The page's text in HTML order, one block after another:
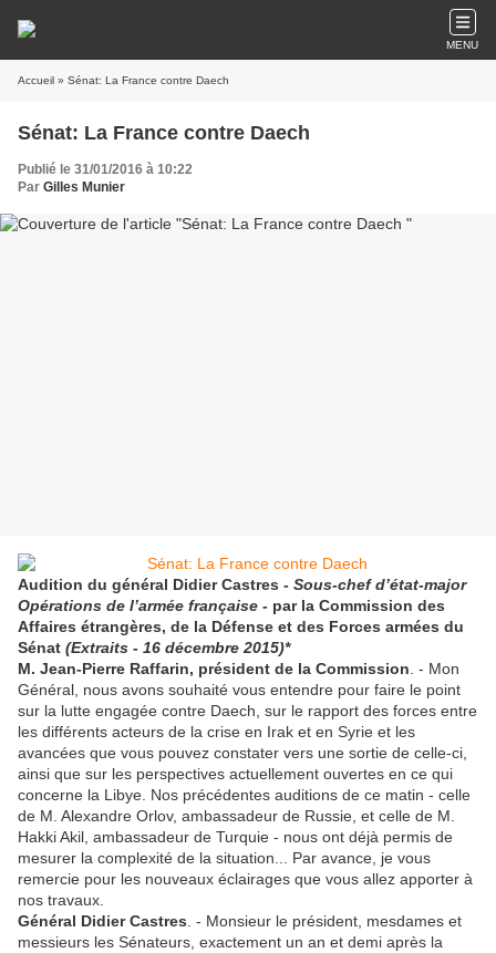
MENU
Accueil » Sénat: La France contre Daech
Sénat: La France contre Daech
Publié le 31/01/2016 à 10:22
Par Gilles Munier
Audition du général Didier Castres - Sous-chef d’état-major
Opérations de l’armée française - par la Commission des
Affaires étrangères, de la Défense et des Forces armées du
Sénat (Extraits - 16 décembre 2015)*
M. Jean-Pierre Raffarin, président de la Commission . - Mon
Général, nous avons souhaité vous entendre pour faire le point
sur la lutte engagée contre Daech, sur le rapport des forces entre
les différents acteurs de la crise en Irak et en Syrie et les
avancées que vous pouvez constater vers une sortie de celle-ci,
ainsi que sur les perspectives actuellement ouvertes en ce qui
concerne la Libye. Nos précédentes auditions de ce matin - celle
de M. Alexandre Orlov, ambassadeur de Russie, et celle de M.
Hakki Akil, ambassadeur de Turquie - nous ont déjà permis de
mesurer la complexité de la situation... Par avance, je vous
remercie pour les nouveaux éclairages que vous allez apporter à
nos travaux.
Général Didier Castres . - Monsieur le président, mesdames et
messieurs les Sénateurs, exactement un an et demi après la